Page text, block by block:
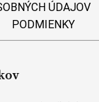
ÚDAJOV
PODMIENKY